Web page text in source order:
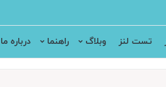
تست لنز وبلاگ راهنما درباره ما